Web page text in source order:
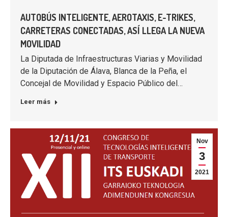
AUTOBÚS INTELIGENTE, AEROTAXIS, E-TRIKES,
CARRETERAS CONECTADAS, ASÍ LLEGA LA NUEVA
MOVILIDAD
La Diputada de Infraestructuras Viarias y Movilidad
de la Diputación de Álava, Blanca de la Peña, el
Concejal de Movilidad y Espacio Público del…
Leer más
Nov
3
2021